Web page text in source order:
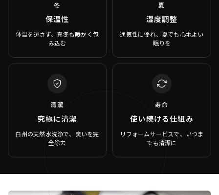
冬
保温性
体温を逃さず、真冬も暖かく包
み込む
夏
湿度調整
通気性に優れ、夏でも心地よい
眠りを
清潔
究極に清潔
白州の天然水洗浄で、臭いを完
全除去
寿命
使い続ける仕組み
リフォームサービスで、いつま
でも清潔に